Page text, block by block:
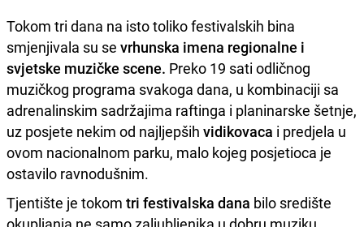
Tokom tri dana na isto toliko festivalskih bina
smjenjivala su se vrhunska imena regionalne i
svjetske muzičke scene. Preko 19 sati odličnog
muzičkog programa svakoga dana, u kombinaciji sa
adrenalinskim sadržajima raftinga i planinarske šetnje,
uz posjete nekim od najljepših vidikovaca i predjela u
ovom nacionalnom parku, malo kojeg posjetioca je
ostavilo ravnodušnim.
Tjentište je tokom tri festivalska dana bilo središte